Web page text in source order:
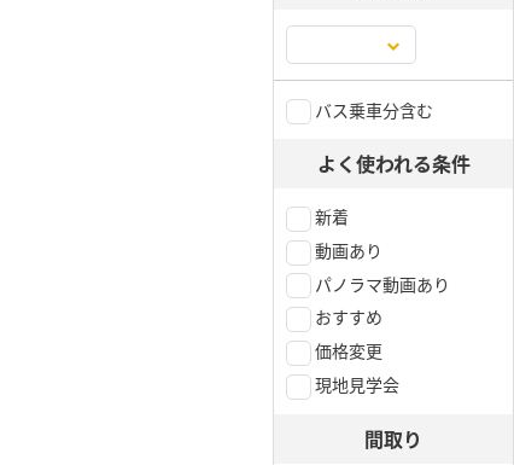
バス乗車分含む
よく使われる条件
新着
動画あり
パノラマ動画あり
おすすめ
価格変更
現地見学会
間取り